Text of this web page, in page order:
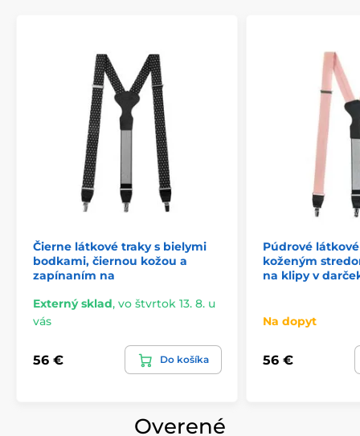
Čierne látkové traky s bielymi
bodkami, čiernou kožou a
zapínaním na
Externý sklad, vo štvrtok 13. 8. u
vás
56 € Do košíka
Púdrové
koženým
na klipy v
Na dopyt
56 €
Overené